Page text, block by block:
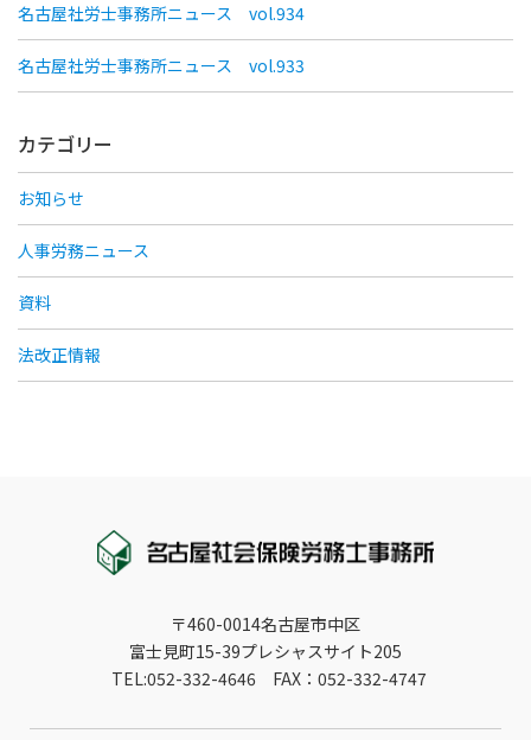
名古屋社労士事務所ニュース vol.934
名古屋社労士事務所ニュース vol.933
カテゴリー
お知らせ
人事労務ニュース
資料
法改正情報
〒460-0014名古屋市中区
富士見町15-39プレシャスサイト205
TEL:052-332-4646 FAX：052-332-4747